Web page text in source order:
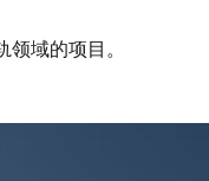
域的项目。